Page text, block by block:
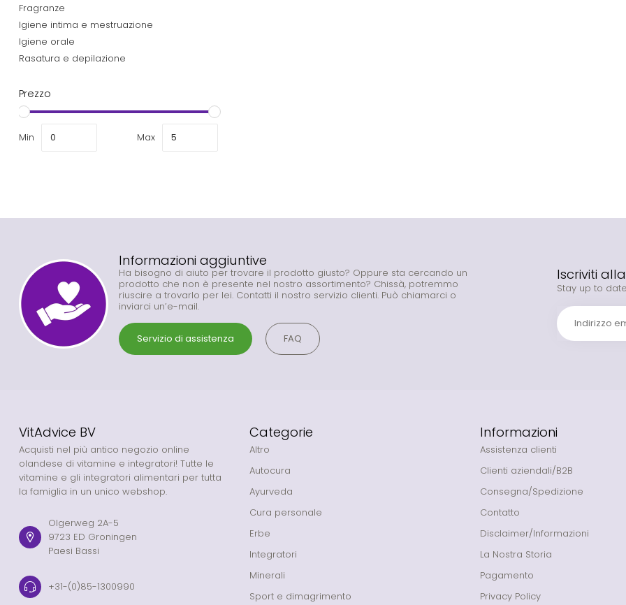
Fragranze
Igiene intima e mestruazione
Igiene orale
Rasatura e depilazione
Prezzo
Min Max
Informazioni aggiuntive
Ha bisogno di aiuto per trovare il prodotto giusto? Oppure sta cercando un
prodotto che non è presente nel nostro assortimento? Chissà, potremmo
riuscire a trovarlo per lei. Contatti il nostro servizio clienti. Può chiamarci o
inviarci un’e-mail.
Servizio di assistenza FAQ
Iscriviti
Stay up to
VitAdvice BV
Acquisti nel più antico negozio online
olandese di vitamine e integratori! Tutte le
vitamine e gli integratori alimentari per tutta
la famiglia in un unico webshop.
Olgerweg 2A-5
9723 ED Groningen
Paesi Bassi
+31-(0)85-1300990
Categorie
Altro
Autocura
Ayurveda
Cura personale
Erbe
Integratori
Minerali
Sport e dimagrimento
Informazioni
Assistenza clienti
Clienti aziendali/B2B
Consegna/Spedizione
Contatto
Disclaimer/Informazioni
La Nostra Storia
Pagamento
Privacy Policy